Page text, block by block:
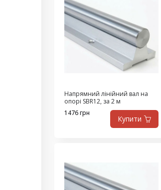
Напрямний лінійний вал на
опорі SBR12, за 2 м
1476 грн
Купити